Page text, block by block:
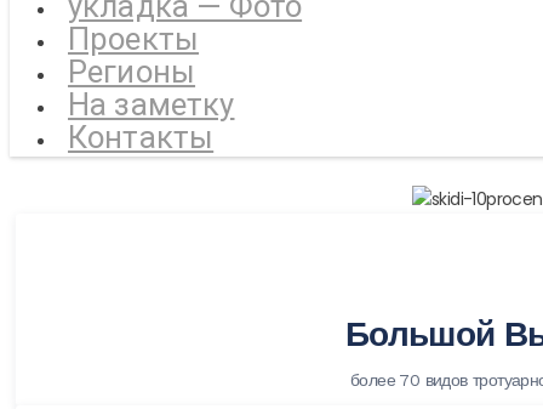
Проекты
Регионы
На заметку
Контакты
Большой
более 70 видов